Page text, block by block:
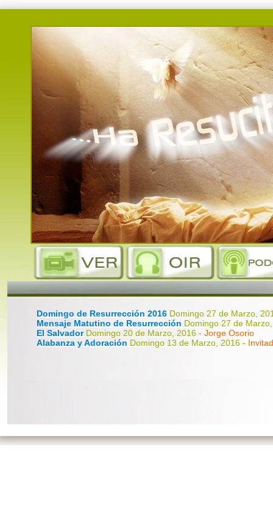
Domingo de Resurrección 2016 Domingo 27 de Marzo,
Mensaje Matutino de Resurrección Domingo 27 de
El Salvador Domingo 20 de Marzo, 2016 - Jorge Osorio
Alabanza y Adoración Domingo 13 de Marzo, 2016 -